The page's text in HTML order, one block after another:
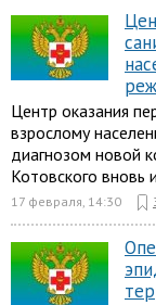
Центр оказания
взрослому
диагнозом новой
Котовского
17 февраля, 14:30